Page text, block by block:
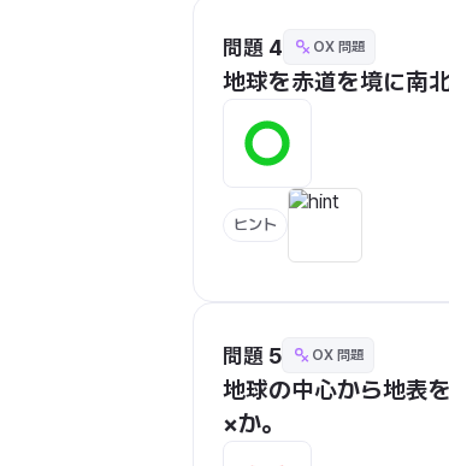
問題 4 OX 問題
地球を赤道を境に南
ヒント
問題 5 OX 問題
地球の中心から地表
×か。